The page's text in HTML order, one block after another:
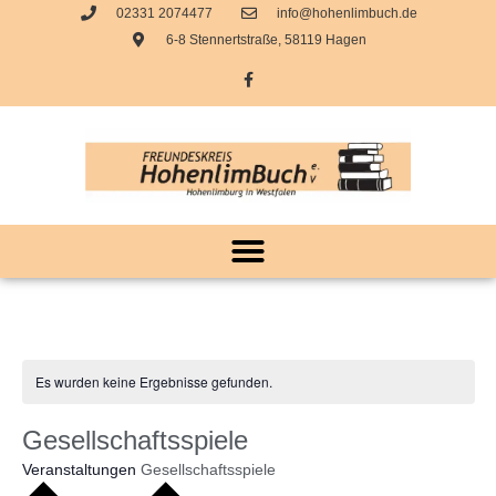
02331 2074477
info@hohenlimbuch.de
6-8 Stennertstraße, 58119 Hagen
Es wurden keine Ergebnisse gefunden.
Gesellschaftsspiele
Veranstaltungen Gesellschaftsspiele